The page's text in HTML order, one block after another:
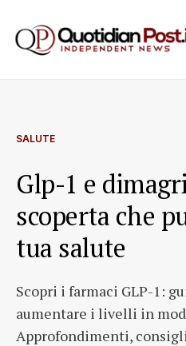
SALUTE
Glp-1 e
scoperta che
tua salute
Scopri i farmaci GLP-1:
aumentare i livelli in
Approfondimenti,